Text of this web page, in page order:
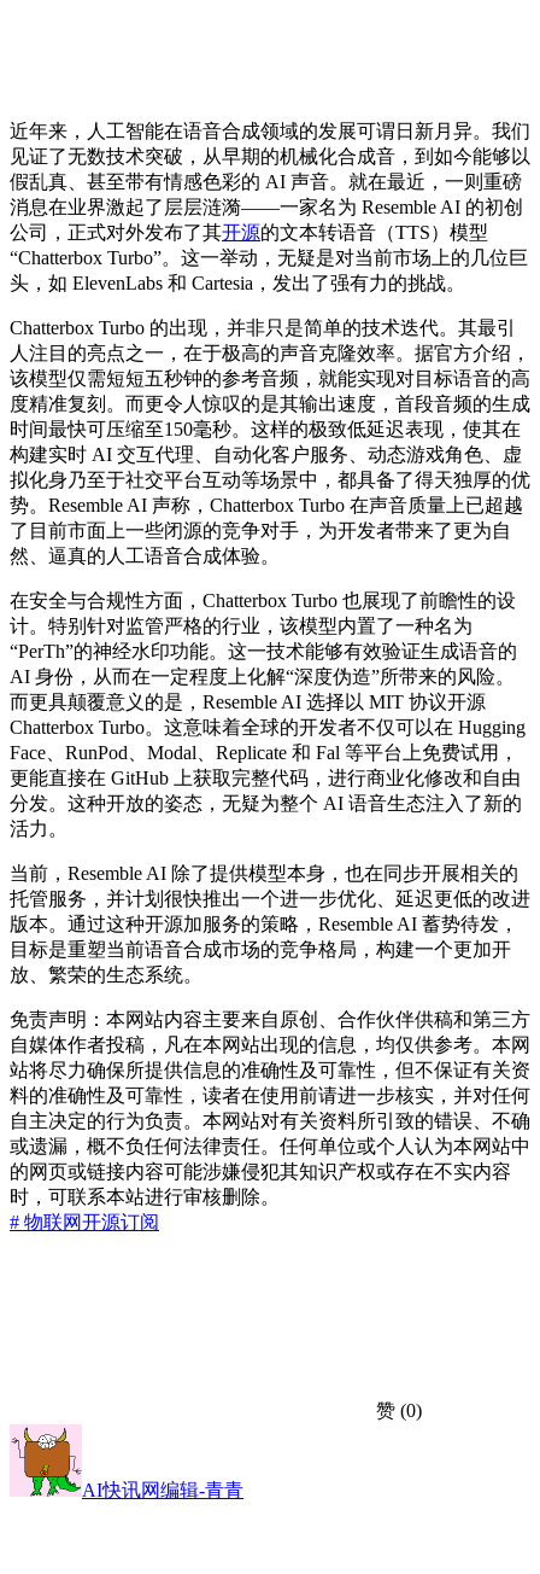
近年来，人工智能在语音合成领域的发展可谓日新月异。我们
见证了无数技术突破，从早期的机械化合成音，到如今能够以
假乱真、甚至带有情感色彩的 AI 声音。就在最近，一则重磅
消息在业界激起了层层涟漪——一家名为 Resemble AI 的初创
公司，正式对外发布了其开源的文本转语音（TTS）模型
“Chatterbox Turbo”。这一举动，无疑是对当前市场上的几位巨
头，如 ElevenLabs 和 Cartesia，发出了强有力的挑战。
Chatterbox Turbo 的出现，并非只是简单的技术迭代。其最引
人注目的亮点之一，在于极高的声音克隆效率。据官方介绍，
该模型仅需短短五秒钟的参考音频，就能实现对目标语音的高
度精准复刻。而更令人惊叹的是其输出速度，首段音频的生成
时间最快可压缩至150毫秒。这样的极致低延迟表现，使其在
构建实时 AI 交互代理、自动化客户服务、动态游戏角色、虚
拟化身乃至于社交平台互动等场景中，都具备了得天独厚的优
势。Resemble AI 声称，Chatterbox Turbo 在声音质量上已超越
了目前市面上一些闭源的竞争对手，为开发者带来了更为自
然、逼真的人工语音合成体验。
在安全与合规性方面，Chatterbox Turbo 也展现了前瞻性的设
计。特别针对监管严格的行业，该模型内置了一种名为
“PerTh”的神经水印功能。这一技术能够有效验证生成语音的
AI 身份，从而在一定程度上化解“深度伪造”所带来的风险。
而更具颠覆意义的是，Resemble AI 选择以 MIT 协议开源
Chatterbox Turbo。这意味着全球的开发者不仅可以在 Hugging
Face、RunPod、Modal、Replicate 和 Fal 等平台上免费试用，
更能直接在 GitHub 上获取完整代码，进行商业化修改和自由
分发。这种开放的姿态，无疑为整个 AI 语音生态注入了新的
活力。
当前，Resemble AI 除了提供模型本身，也在同步开展相关的
托管服务，并计划很快推出一个进一步优化、延迟更低的改进
版本。通过这种开源加服务的策略，Resemble AI 蓄势待发，
目标是重塑当前语音合成市场的竞争格局，构建一个更加开
放、繁荣的生态系统。
免责声明：本网站内容主要来自原创、合作伙伴供稿和第三方
自媒体作者投稿，凡在本网站出现的信息，均仅供参考。本网
站将尽力确保所提供信息的准确性及可靠性，但不保证有关资
料的准确性及可靠性，读者在使用前请进一步核实，并对任何
自主决定的行为负责。本网站对有关资料所引致的错误、不确
或遗漏，概不负任何法律责任。任何单位或个人认为本网站中
的网页或链接内容可能涉嫌侵犯其知识产权或存在不实内容
时，可联系本站进行审核删除。
# 物联网开源订阅
赞 (0)
AI快讯网编辑-青青